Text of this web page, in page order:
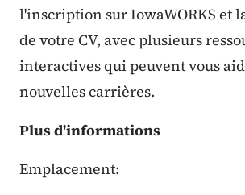
l'inscription sur IowaWORKS et
de votre CV, avec plusieurs
interactives qui peuvent vous
nouvelles carrières.
Plus d'informations
Emplacement: